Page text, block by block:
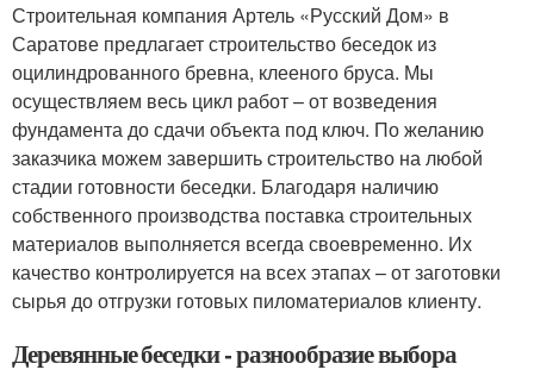
Строительная компания Артель «Русский Дом» в
Саратове предлагает строительство беседок из
оцилиндрованного бревна, клееного бруса. Мы
осуществляем весь цикл работ – от возведения
фундамента до сдачи объекта под ключ. По желанию
заказчика можем завершить строительство на любой
стадии готовности беседки. Благодаря наличию
собственного производства поставка строительных
материалов выполняется всегда своевременно. Их
качество контролируется на всех этапах – от заготовки
сырья до отгрузки готовых пиломатериалов клиенту.
Деревянные беседки - разнообразие выбора